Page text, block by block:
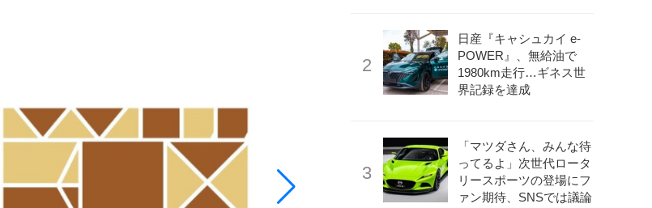
日産『キャシュカイ e-
POWER』、無給油で
1980km走行…ギネス世
界記録を達成
「マツダさん、みんな待
ってるよ」次世代ロータ
リースポーツの登場にフ
ァン期待、SNSでは議論